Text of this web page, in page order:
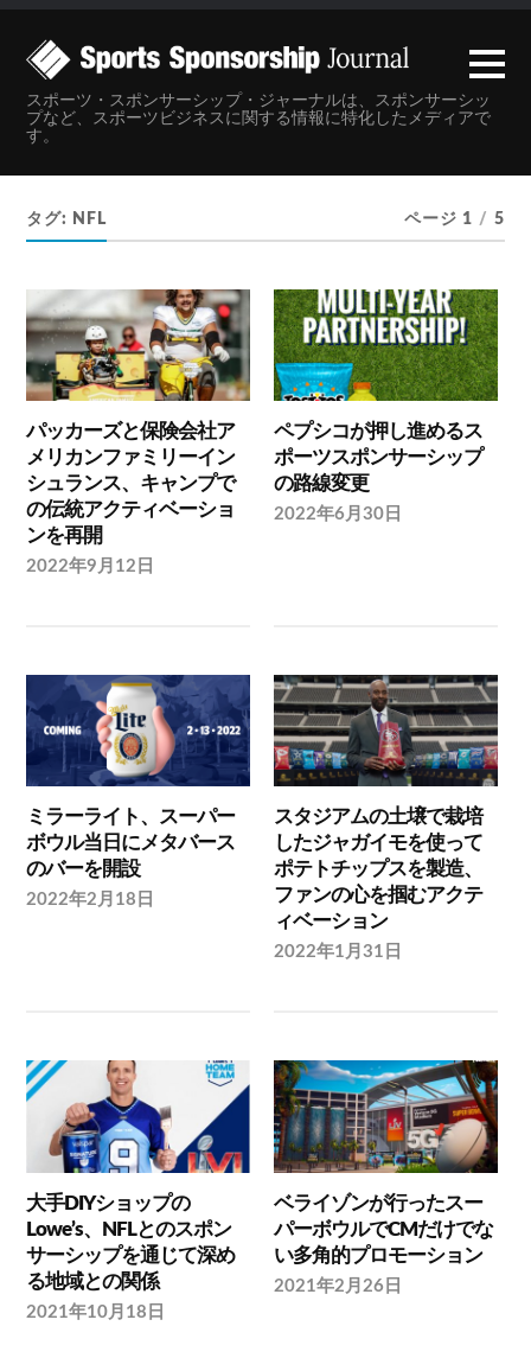
スポーツ・スポンサーシップ・ジャーナルは、スポンサーシッ
プなど、スポーツビジネスに関する情報に特化したメディアで
す。
タグ: NFL ページ 1 / 5
パッカーズと保険会社ア
メリカンファミリーイン
シュランス、キャンプで
の伝統アクティベーショ
ンを再開
2022年9月12日
ペプシコが押し進めるス
ポーツスポンサーシップ
の路線変更
2022年6月30日
ミラーライト、スーパー
ボウル当日にメタバース
のバーを開設
2022年2月18日
スタジアムの土壌で栽培
したジャガイモを使って
ポテトチップスを製造、
ファンの心を掴むアクテ
ィベーション
2022年1月31日
大手DIYショップの
Lowe’s、NFLとのスポン
サーシップを通じて深め
る地域との関係
2021年10月18日
ベライゾンが行ったスー
パーボウルでCMだけでな
い多角的プロモーション
2021年2月26日